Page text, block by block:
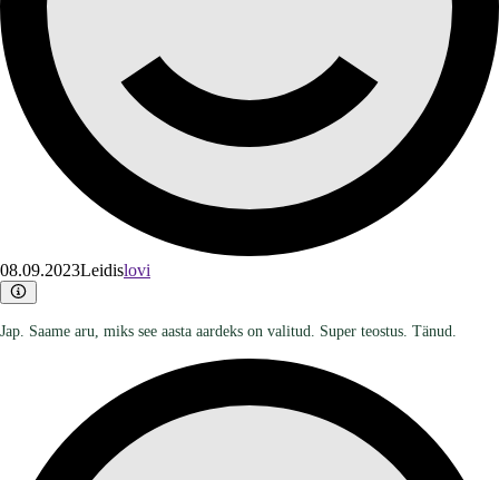
08.09.2023Leidislovi
Jap. Saame aru, miks see aasta aardeks on valitud. Super teostus. Tänud.